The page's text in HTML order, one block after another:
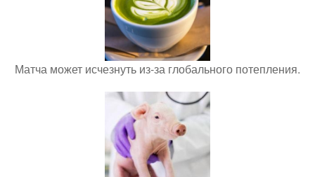
Матча может исчезнуть из-за глобального потепления.